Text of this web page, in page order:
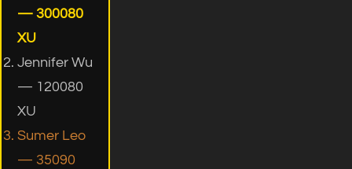
— 300080
XU
Jennifer Wu
— 120080
XU
Sumer Leo
— 35090